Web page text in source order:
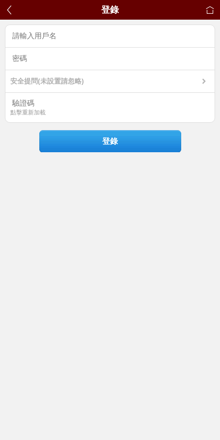
登錄
安全提問(未設置請忽略)
點擊重新加載
登錄